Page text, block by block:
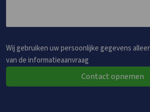
Wij gebruiken uw persoonlijke gegevens
van de informatieaanvraag
Contact opnemen